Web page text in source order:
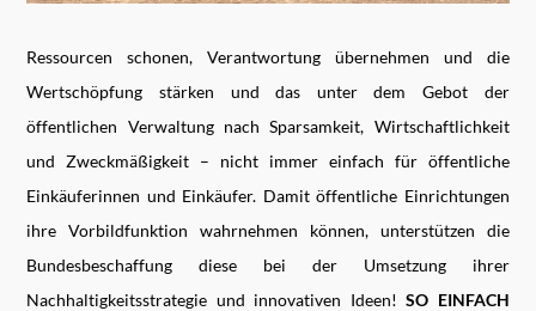
Ressourcen schonen, Verantwortung übernehmen und die
Wertschöpfung stärken und das unter dem Gebot der
öffentlichen Verwaltung nach Sparsamkeit, Wirtschaftlichkeit
und Zweckmäßigkeit – nicht immer einfach für öffentliche
Einkäuferinnen und Einkäufer. Damit öffentliche Einrichtungen
ihre Vorbildfunktion wahrnehmen können, unterstützen die
Bundesbeschaffung diese bei der Umsetzung ihrer
Nachhaltigkeitsstrategie und innovativen Ideen!SO EINFACH